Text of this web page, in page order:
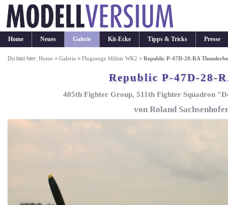
Home Neues Galerie Kit-Ecke Tipps & Tricks Presse
Du bist hier:Home >Galerie >Flugzeuge Militär WK2 >Republic P-47D-28-RA
Republic P-47D-28-
405th Fighter Group, 511th Fighter Squadron
von Roland